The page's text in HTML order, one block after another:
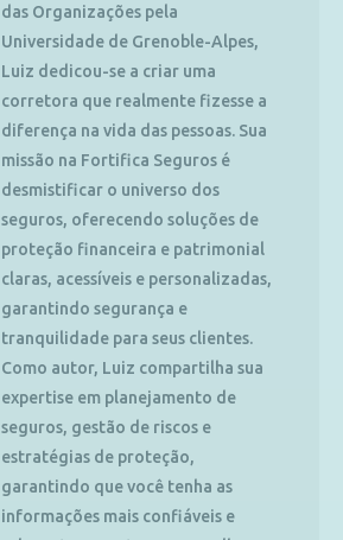
das Organizações pela
Universidade de Grenoble-Alpes,
Luiz dedicou-se a criar uma
corretora que realmente fizesse a
diferença na vida das pessoas. Sua
missão na Fortifica Seguros é
desmistificar o universo dos
seguros, oferecendo soluções de
proteção financeira e patrimonial
claras, acessíveis e personalizadas,
garantindo segurança e
tranquilidade para seus clientes.
Como autor, Luiz compartilha sua
expertise em planejamento de
seguros, gestão de riscos e
estratégias de proteção,
garantindo que você tenha as
informações mais confiáveis e